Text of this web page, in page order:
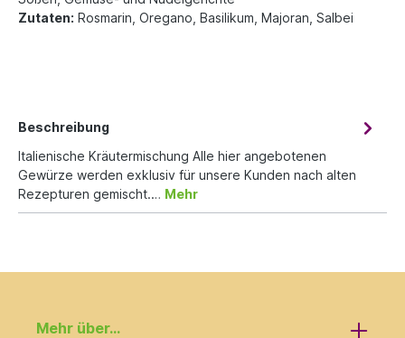
Zutaten: Rosmarin, Oregano, Basilikum, Majoran, Salbei
Beschreibung
Italienische Kräutermischung Alle hier angebotenen
Gewürze werden exklusiv für unsere Kunden nach alten
Rezepturen gemischt.… Mehr
Mehr über...